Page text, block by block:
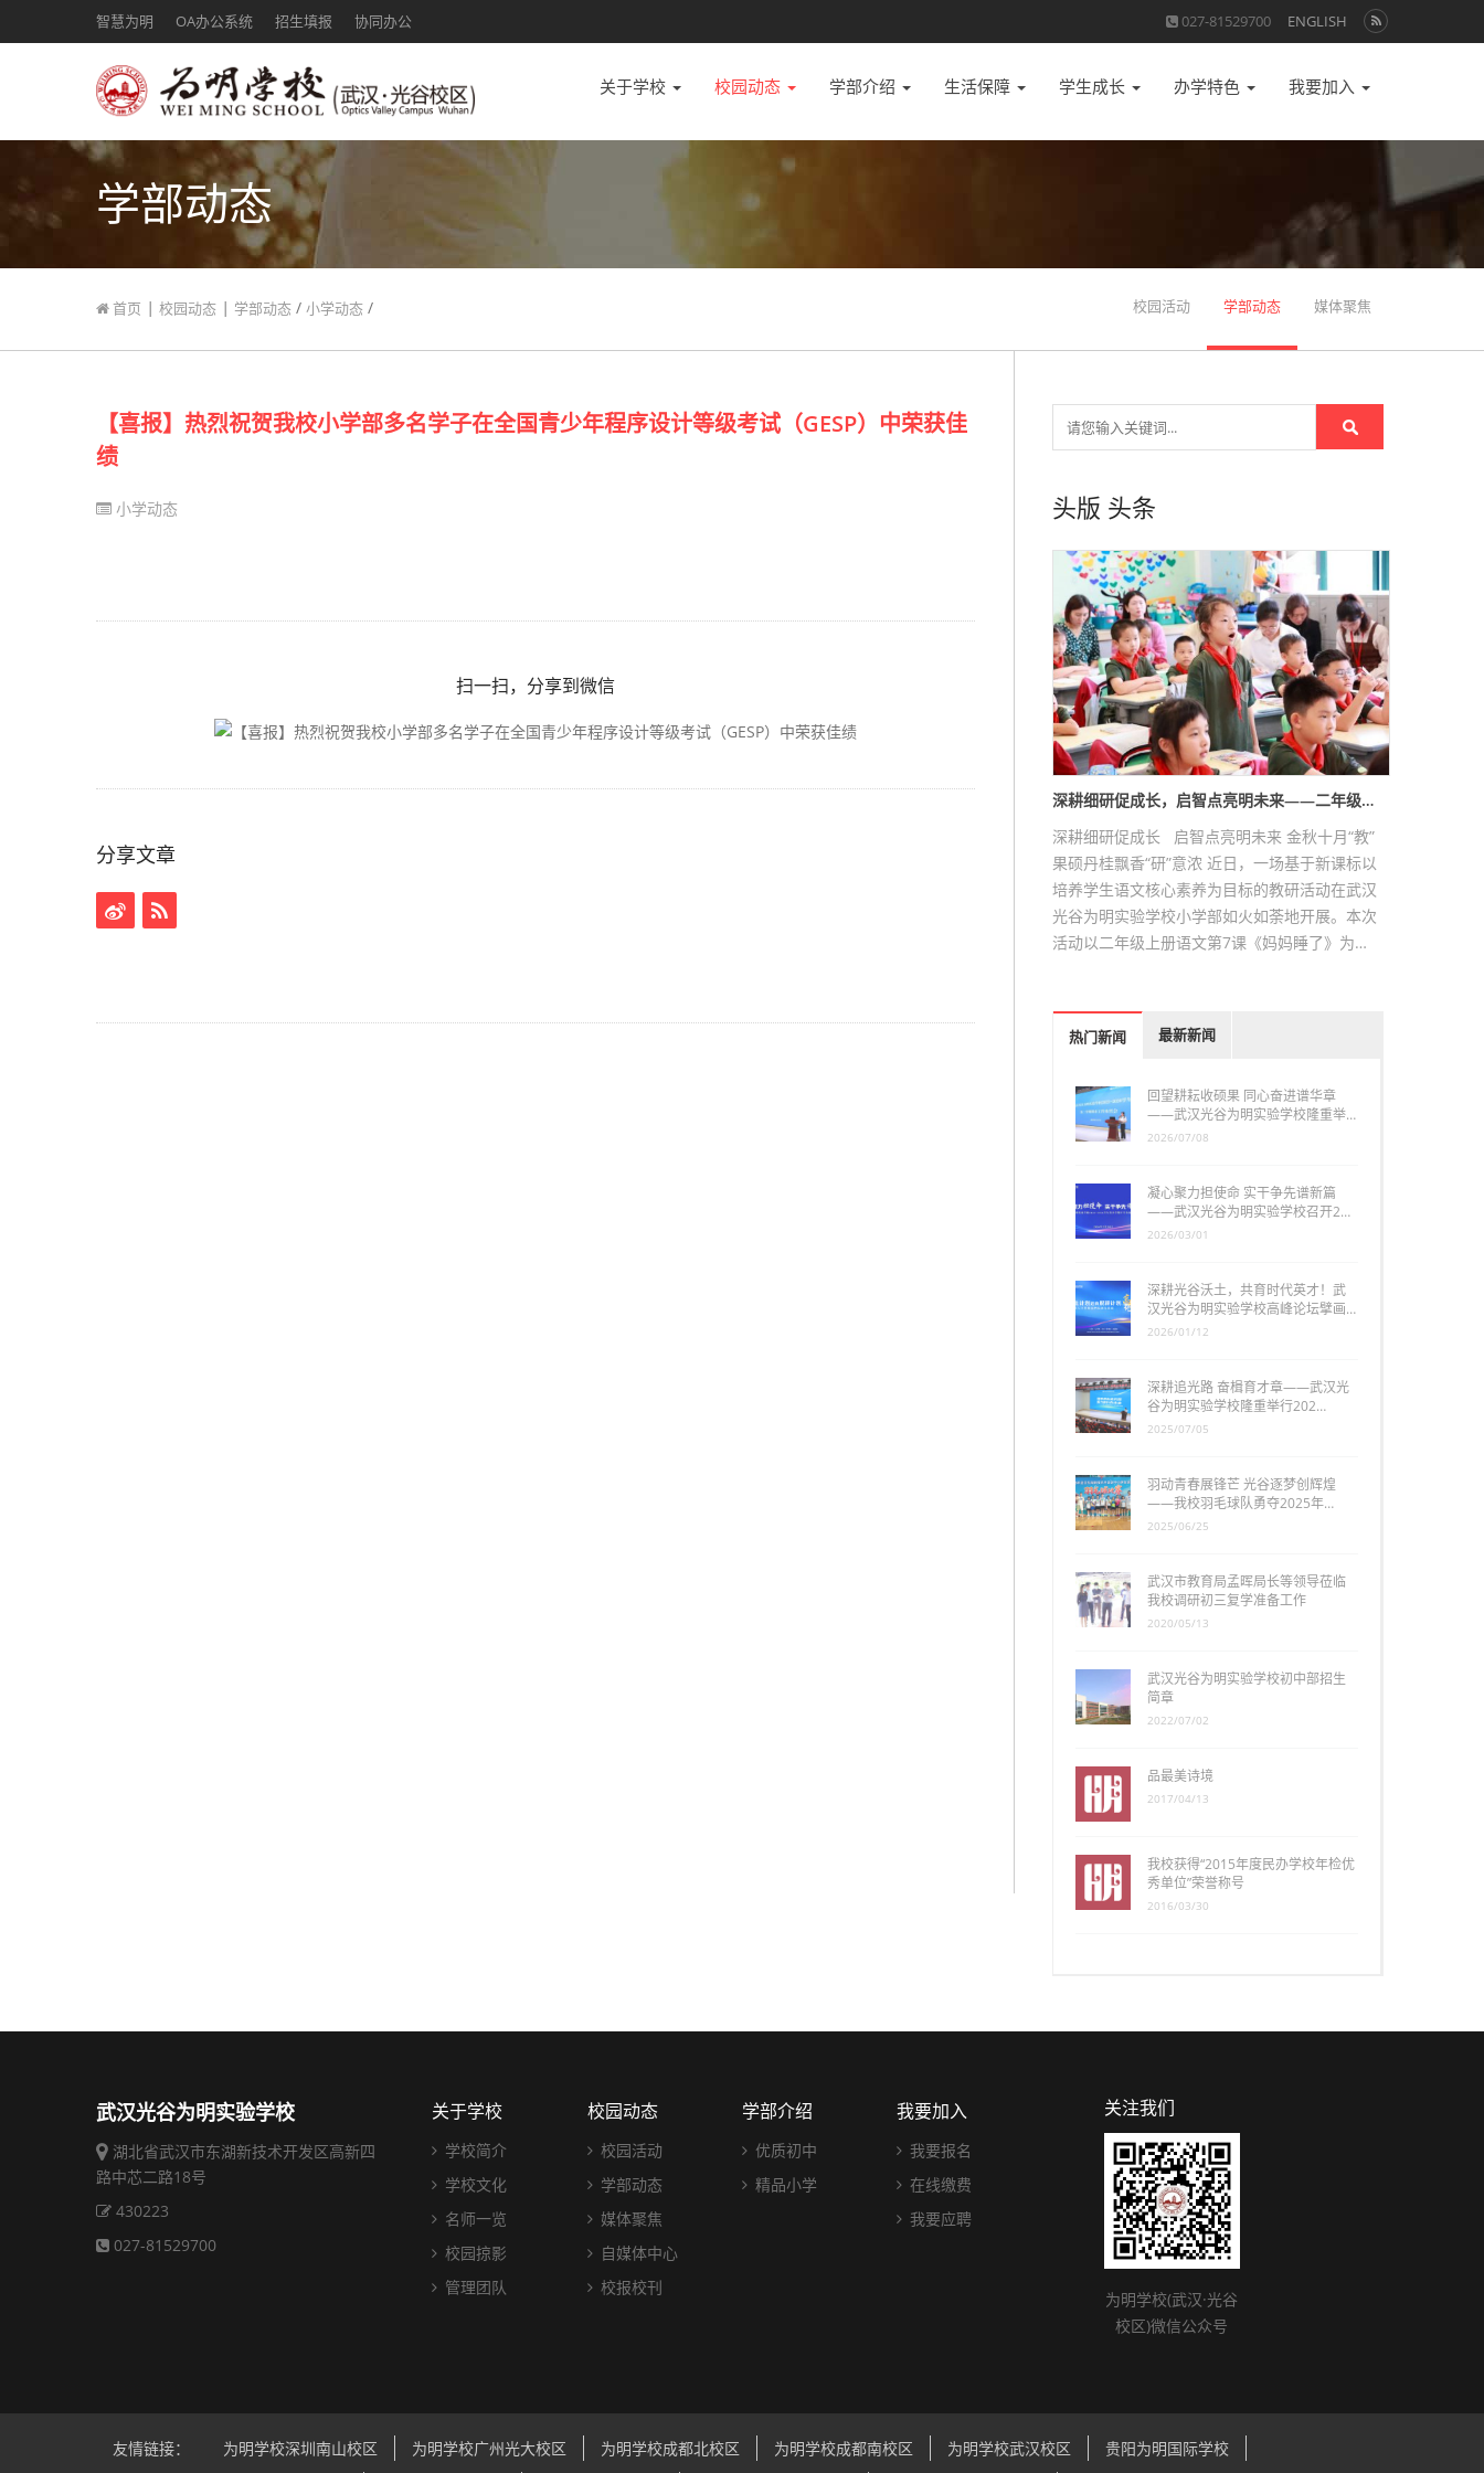
智慧为明 OA办公系统 招生填报 协同办公 027-81529700 ENGLISH
关于学校 校园动态 学部介绍 生活保障 学生成长 办学特色 我要加入
学部动态
首页 | 校园动态 | 学部动态 / 小学动态 / 校园活动 学部动态 媒体聚焦
【喜报】热烈祝贺我校小学部多名学子在全国青少年程序设计等级考试（GESP）中荣获佳
绩
小学动态
扫一扫，分享到微信
分享文章
头版 头条
深耕细研促成长，启智点亮明未来——二年级…
深耕细研促成长 启智点亮明未来 金秋十月“教”
果硕丹桂飘香“研”意浓 近日，一场基于新课标以
培养学生语文核心素养为目标的教研活动在武汉
光谷为明实验学校小学部如火如荼地开展。本次
活动以二年级上册语文第7课《妈妈睡了》为…
热门新闻 最新新闻
回望耕耘收硕果 同心奋进谱华章
——武汉光谷为明实验学校隆重举…
2026/07/08
凝心聚力担使命 实干争先谱新篇
——武汉光谷为明实验学校召开2…
2026/03/01
深耕光谷沃土，共育时代英才！武
汉光谷为明实验学校高峰论坛擘画…
2026/01/12
深耕追光路 奋楫育才章——武汉光
谷为明实验学校隆重举行202…
2025/07/05
羽动青春展锋芒 光谷逐梦创辉煌
——我校羽毛球队勇夺2025年…
2025/06/25
武汉市教育局孟晖局长等领导莅临
我校调研初三复学准备工作
2020/05/13
武汉光谷为明实验学校初中部招生
简章
2022/07/02
品最美诗境
2017/04/13
我校获得“2015年度民办学校年检优
秀单位”荣誉称号
2016/03/30
武汉光谷为明实验学校
湖北省武汉市东湖新技术开发区高新四
路中芯二路18号
430223
027-81529700
关于学校
学校简介
学校文化
名师一览
校园掠影
管理团队
校园动态
校园活动
学部动态
媒体聚焦
自媒体中心
校报校刊
学部介绍
优质初中
精品小学
我要加入
我要报名
在线缴费
我要应聘
关注我们
为明学校(武汉·光谷
校区)微信公众号
友情链接： 为明学校深圳南山校区 为明学校广州光大校区 为明学校成都北校区 为明学校成都南校区 为明学校武汉校区 贵阳为明国际学校